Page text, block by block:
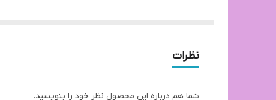
نظرات
شما هم درباره این محصول نظر خود را بنویسید.